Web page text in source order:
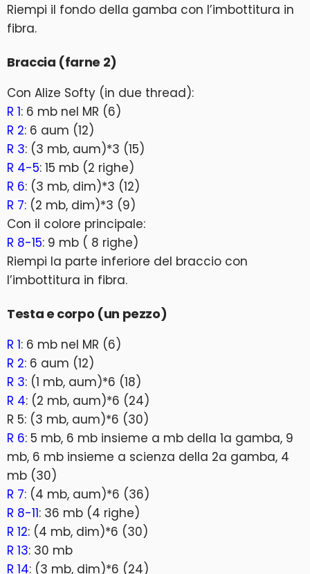
Riempi il fondo della gamba con l’imbottitura in
fibra.
Braccia (farne 2)
Con Alize Softy (in due thread):
R 1: 6 mb nel MR (6)
R 2: 6 aum (12)
R 3: (3 mb, aum)*3 (15)
R 4-5: 15 mb (2 righe)
R 6: (3 mb, dim)*3 (12)
R 7: (2 mb, dim)*3 (9)
Con il colore principale:
R 8-15: 9 mb ( 8 righe)
Riempi la parte inferiore del braccio con
l’imbottitura in fibra.
Testa e corpo (un pezzo)
R 1: 6 mb nel MR (6)
R 2: 6 aum (12)
R 3: (1 mb, aum)*6 (18)
R 4: (2 mb, aum)*6 (24)
R 5: (3 mb, aum)*6 (30)
R 6: 5 mb, 6 mb insieme a mb della 1a gamba, 9
mb, 6 mb insieme a scienza della 2a gamba, 4
mb (30)
R 7: (4 mb, aum)*6 (36)
R 8-11: 36 mb (4 righe)
R 12: (4 mb, dim)*6 (30)
R 13: 30 mb
R 14: (3 mb, dim)*6 (24)